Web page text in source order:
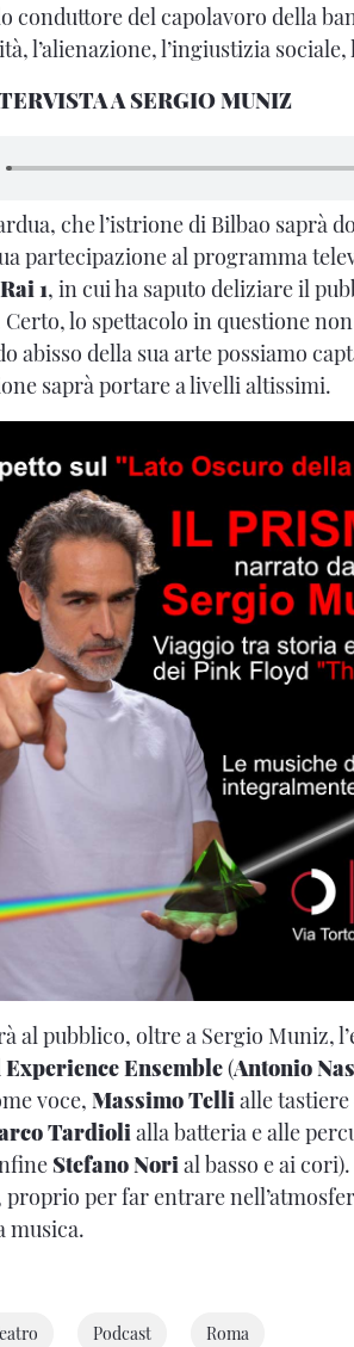
conduttore del capolavoro della
l’alienazione, l’ingiustizia
A SERGIO MUNIZ
che l’istrione di Bilbao saprà
partecipazione al programma
1, in cui ha saputo deliziare il
lo spettacolo in questione
abisso della sua arte possiamo
saprà portare a livelli altissimi.
al pubblico, oltre a Sergio Muniz,
Experience Ensemble(Antonio
voce, Massimo Tellialle
Tardiolialla batteria e alle
Stefano Norial basso e ai
per far entrare
musica.
Podcast Roma